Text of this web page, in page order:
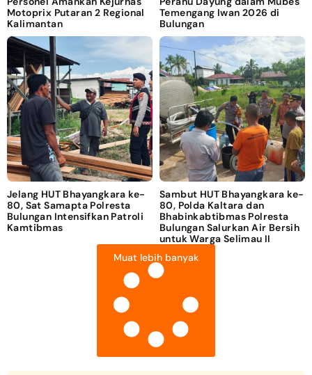
Motoprix Putaran 2 Regional
Kalimantan
Temengang Iwan 2026 di
Bulungan
Jelang HUT Bhayangkara ke-
80, Sat Samapta Polresta
Bulungan Intensifkan Patroli
Kamtibmas
Sambut HUT Bhayangkara ke-
80, Polda Kaltara dan
Bhabinkabtibmas Polresta
Bulungan Salurkan Air Bersih
untuk Warga Selimau II
Muat lebih banyak